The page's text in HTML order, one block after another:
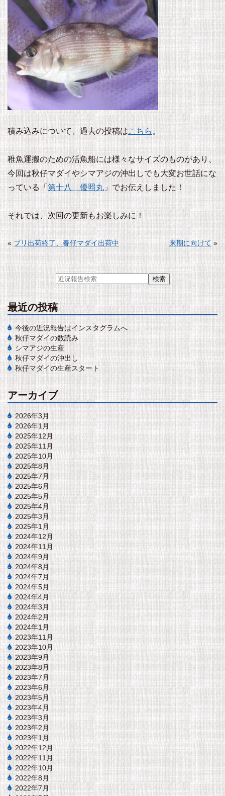
積み込みについて、過去の投稿はこちら 。
稚魚運搬のための活魚船には様々なサイズのものがあり、
今回は秋仔マダイやシマアジの沖出しでも大変お世話にな
っている「 第十八 優照丸 」でお伝えしました！
それでは、次回の更新もお楽しみに！
« ブリ出荷終了、春仔マダイ出荷中 来期に向けて »
最近の投稿
今後の近況報告はインスタグラムへ
秋仔マダイの数読み
シマアジの生産
秋仔マダイの沖出し
秋仔マダイの生産スタート
アーカイブ
2026年3月
2026年1月
2025年12月
2025年11月
2025年10月
2025年8月
2025年7月
2025年6月
2025年5月
2025年4月
2025年3月
2025年1月
2024年12月
2024年11月
2024年9月
2024年8月
2024年7月
2024年5月
2024年4月
2024年3月
2024年2月
2024年1月
2023年11月
2023年10月
2023年9月
2023年8月
2023年7月
2023年6月
2023年5月
2023年4月
2023年3月
2023年2月
2023年1月
2022年12月
2022年11月
2022年10月
2022年8月
2022年7月